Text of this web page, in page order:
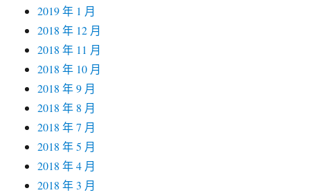
2019 年 1 月
2018 年 12 月
2018 年 11 月
2018 年 10 月
2018 年 9 月
2018 年 8 月
2018 年 7 月
2018 年 5 月
2018 年 4 月
2018 年 3 月